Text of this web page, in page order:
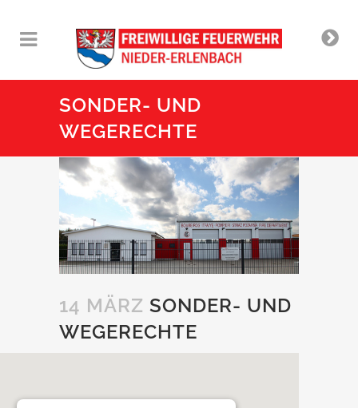
SONDER- UND
WEGERECHTE
14 MÄRZ SONDER- UND
WEGERECHTE